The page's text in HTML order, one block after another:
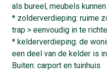
als bureel, meubels
* zolderverdieping: ruime
trap > eenvoudig in te
* kelderverdieping: de
een deel van de kelder is
Buiten: carport en tuinhuis